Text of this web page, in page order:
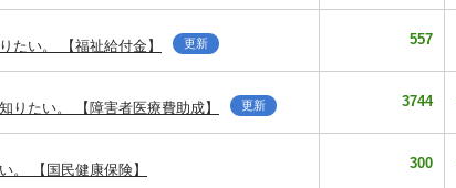
たい。 【福祉給付金】 更新 557
りたい。 【障害者医療費助成】 更新 3744
。 【国民健康保険】 300